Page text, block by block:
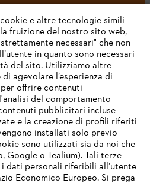
#STIHL
e altre tecnologie simili
fruizione del nostro sito web,
necessari" che non
in quanto sono necessari
del sito. Utilizziamo altre
agevolare l’esperienza di
per offrire contenuti
del comportamento
pubblicitari incluse
e la creazione di profili riferiti
installati solo previo
sono utilizzati sia da noi che
Google o Tealium). Tali terze
personali riferibili all’utente
Economico Europeo. Si prega